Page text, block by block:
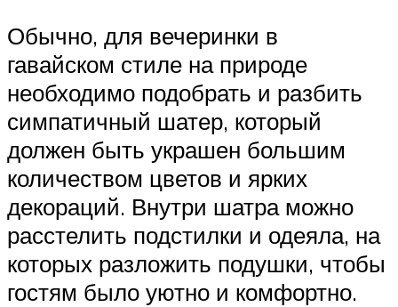
Обычно, для вечеринки в
гавайском стиле на природе
необходимо подобрать и разбить
симпатичный шатер, который
должен быть украшен большим
количеством цветов и ярких
декораций. Внутри шатра можно
расстелить подстилки и одеяла, на
которых разложить подушки, чтобы
гостям было уютно и комфортно.